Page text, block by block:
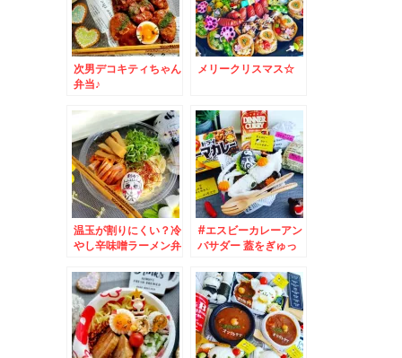
次男デコキティちゃん
弁当♪
メリークリスマス☆
温玉が割りにくい？冷
やし辛味噌ラーメン弁
#エスビーカレーアン
バサダー 蓋をぎゅっ
カレー ( ´艸｀)